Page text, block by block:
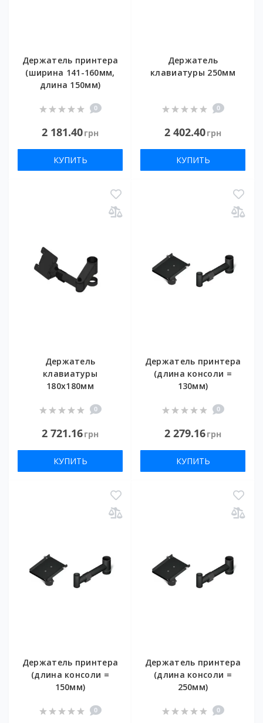
Держатель принтера
(ширина 141-160мм,
длина 150мм)
0
2 181.40грн
КУПИТЬ
Держатель
клавиатуры 250мм
0
2 402.40грн
КУПИТЬ
Держатель
клавиатуры
180х180мм
0
2 721.16грн
КУПИТЬ
Держатель принтера
(длина консоли =
130мм)
0
2 279.16грн
КУПИТЬ
Держатель принтера
(длина консоли =
150мм)
0
Держатель принтера
(длина консоли =
250мм)
0